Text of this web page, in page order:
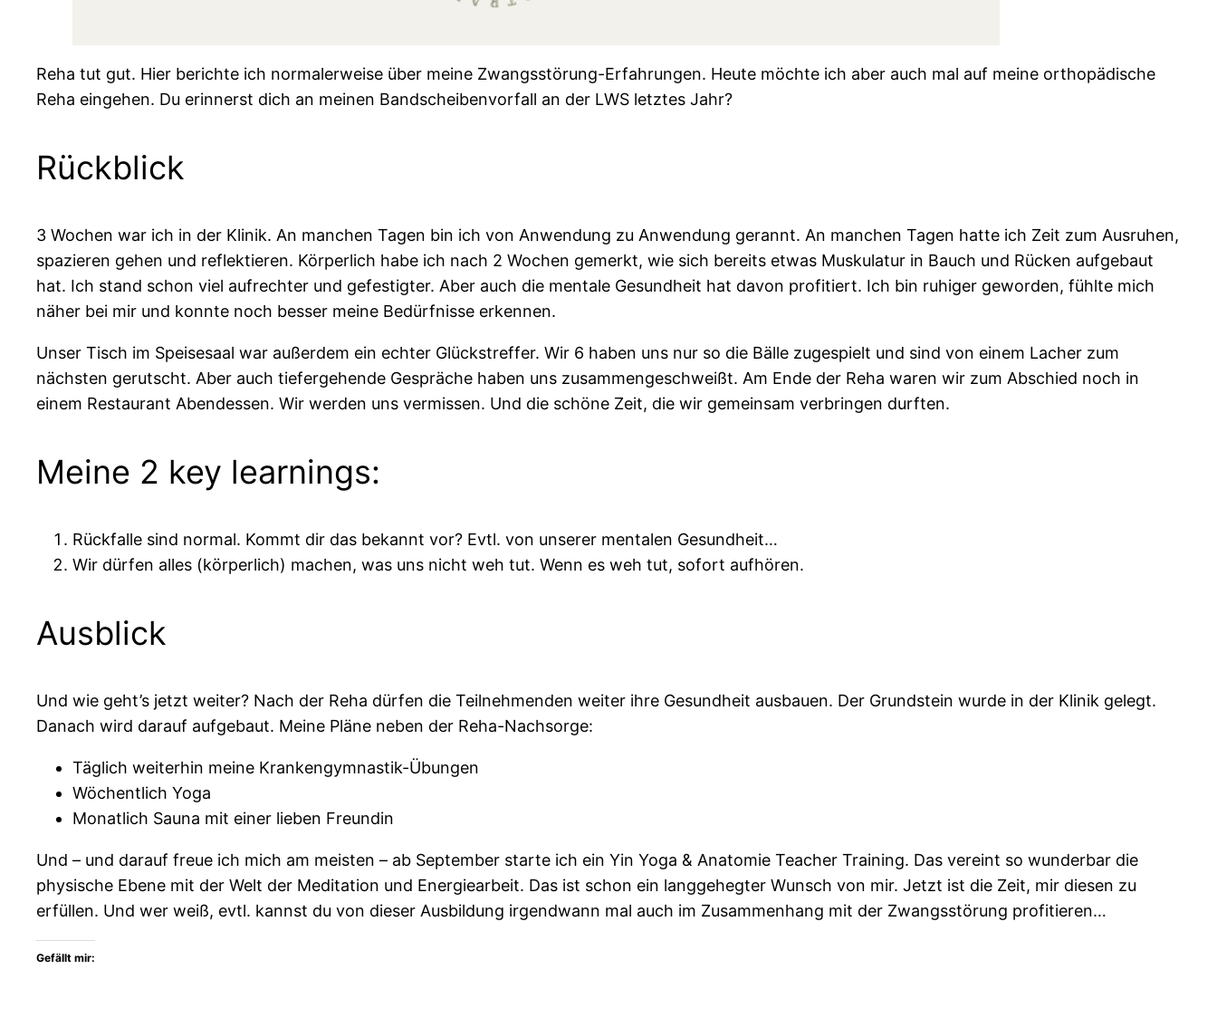
Reha tut gut. Hier berichte ich normalerweise über meine Zwangsstörung-Erfahrungen. Heute möchte ich aber auch mal auf meine orthopädische
Reha eingehen. Du erinnerst dich an meinen Bandscheibenvorfall an der LWS letztes Jahr?
Rückblick
3 Wochen war ich in der Klinik. An manchen Tagen bin ich von Anwendung zu Anwendung gerannt. An manchen Tagen hatte ich Zeit zum Ausruhen,
spazieren gehen und reflektieren. Körperlich habe ich nach 2 Wochen gemerkt, wie sich bereits etwas Muskulatur in Bauch und Rücken aufgebaut
hat. Ich stand schon viel aufrechter und gefestigter. Aber auch die mentale Gesundheit hat davon profitiert. Ich bin ruhiger geworden, fühlte mich
näher bei mir und konnte noch besser meine Bedürfnisse erkennen.
Unser Tisch im Speisesaal war außerdem ein echter Glückstreffer. Wir 6 haben uns nur so die Bälle zugespielt und sind von einem Lacher zum
nächsten gerutscht. Aber auch tiefergehende Gespräche haben uns zusammengeschweißt. Am Ende der Reha waren wir zum Abschied noch in
einem Restaurant Abendessen. Wir werden uns vermissen. Und die schöne Zeit, die wir gemeinsam verbringen durften.
Meine 2 key learnings:
Rückfalle sind normal. Kommt dir das bekannt vor? Evtl. von unserer mentalen Gesundheit…
Wir dürfen alles (körperlich) machen, was uns nicht weh tut. Wenn es weh tut, sofort aufhören.
Ausblick
Und wie geht’s jetzt weiter? Nach der Reha dürfen die Teilnehmenden weiter ihre Gesundheit ausbauen. Der Grundstein wurde in der Klinik gelegt.
Danach wird darauf aufgebaut. Meine Pläne neben der Reha-Nachsorge:
Täglich weiterhin meine Krankengymnastik-Übungen
Wöchentlich Yoga
Monatlich Sauna mit einer lieben Freundin
Und – und darauf freue ich mich am meisten – ab September starte ich ein Yin Yoga & Anatomie Teacher Training. Das vereint so wunderbar die
physische Ebene mit der Welt der Meditation und Energiearbeit. Das ist schon ein langgehegter Wunsch von mir. Jetzt ist die Zeit, mir diesen zu
erfüllen. Und wer weiß, evtl. kannst du von dieser Ausbildung irgendwann mal auch im Zusammenhang mit der Zwangsstörung profitieren…
Gefällt mir: